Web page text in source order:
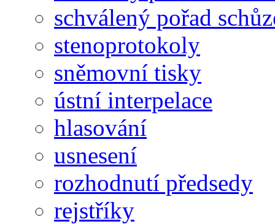
schválený pořad
stenoprotokoly
sněmovní tisky
ústní interpelace
hlasování
usnesení
rozhodnutí předsedy
rejstříky